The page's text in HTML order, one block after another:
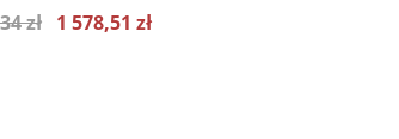
zł 1 578,51 zł